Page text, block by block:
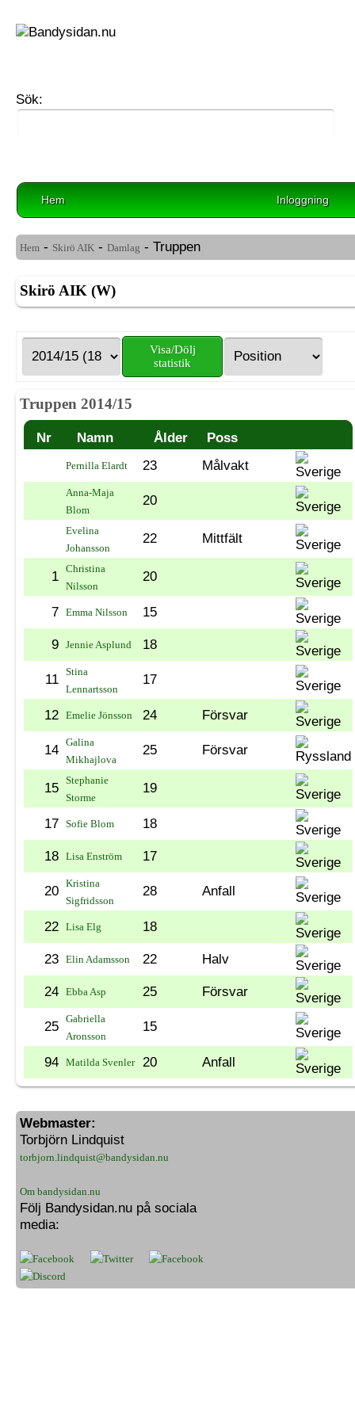
Sök:
Hem Inloggning
Hem - Skirö AIK - Damlag - Truppen
Skirö AIK (W)
Visa/Dölj
statistik
Truppen 2014/15
Nr Namn Ålder Poss
Pernilla Elardt 23 Målvakt
Anna-Maja
Blom
20
Evelina
Johansson
22 Mittfält
1
Christina
Nilsson
20
7 Emma Nilsson 15
9 Jennie Asplund 18
11
Stina
Lennartsson
17
12 Emelie Jönsson 24 Försvar
14
Galina
Mikhajlova
25 Försvar
15
Stephanie
Storme
19
17 Sofie Blom 18
18 Lisa Enström 17
20
Kristina
Sigfridsson
28 Anfall
22 Lisa Elg 18
23 Elin Adamsson 22 Halv
24 Ebba Asp 25 Försvar
25
Gabriella
Aronsson
15
94 Matilda Svenler 20 Anfall
Webmaster:
Torbjörn Lindquist
torbjorn.lindquist@bandysidan.nu
Om bandysidan.nu
Följ Bandysidan.nu på sociala
media: